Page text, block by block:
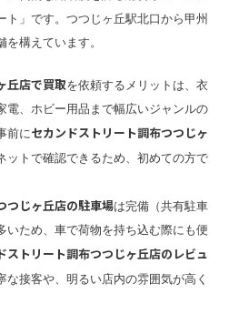
ト」です。つつじヶ丘駅北口から甲州
構えています。
丘店で買取を依頼するメリットは、衣
電、ホビー用品まで幅広いジャンルの
前にセカンドストリート調布つつじヶ
ットで確認できるため、初めての方で
つじヶ丘店の駐車場は完備（共有駐車
いため、車で荷物を持ち込む際にも便
ストリート調布つつじヶ丘店のレビュ
な接客や、明るい店内の雰囲気が高く